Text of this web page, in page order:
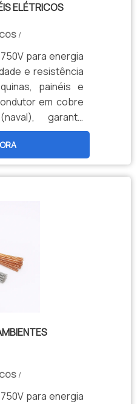
ELÉTRICOS
/
para energia
e resistência
painéis e
em cobre
garante
e menor
técnica
/
para energia